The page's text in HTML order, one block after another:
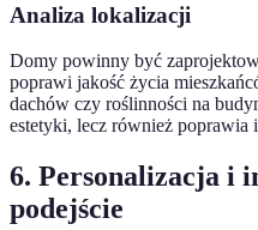
Analiza lokalizacji
Domy powinny być
poprawi jakość życia
dachów czy roślinności na
estetyki, lecz również poprawia
6. Personalizacja i
podejście